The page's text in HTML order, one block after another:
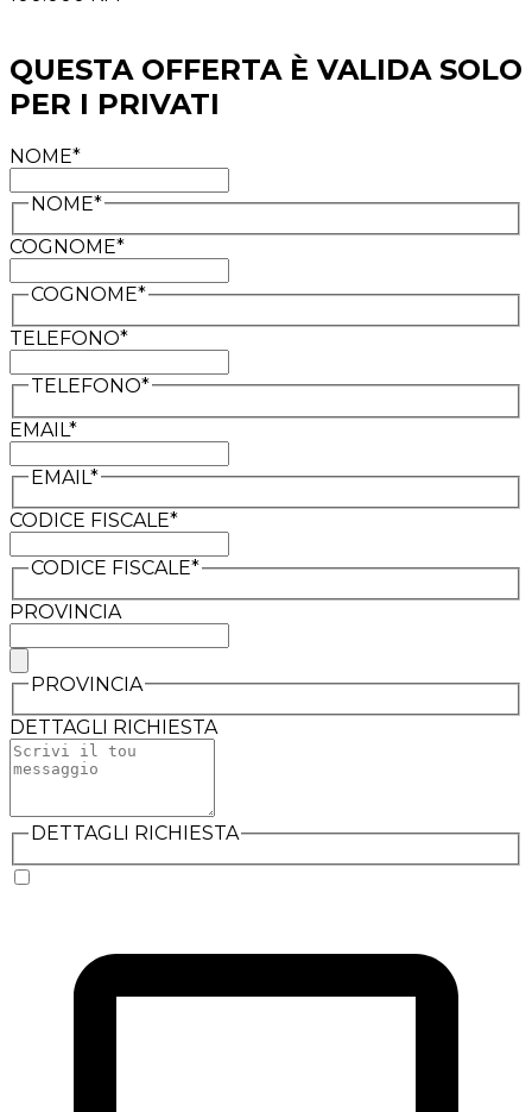
QUESTA OFFERTA È VALIDA SOLO
PER I PRIVATI
NOME*
NOME*
COGNOME*
COGNOME*
TELEFONO*
TELEFONO*
EMAIL*
EMAIL*
CODICE FISCALE*
CODICE FISCALE*
PROVINCIA
PROVINCIA
DETTAGLI RICHIESTA
DETTAGLI RICHIESTA